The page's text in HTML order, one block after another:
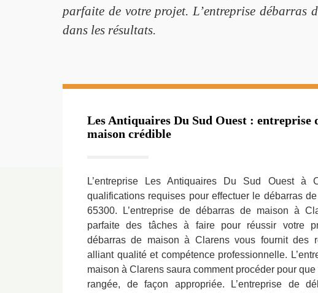
parfaite de votre projet. L’entreprise débarras
dans les résultats.
Les Antiquaires Du Sud Ouest : entreprise
maison crédible
L’entreprise Les Antiquaires Du Sud Ouest à
qualifications requises pour effectuer le débarras
65300. L’entreprise de débarras de maison à
parfaite des tâches à faire pour réussir votre
débarras de maison à Clarens vous fournit des
alliant qualité et compétence professionnelle.
maison à Clarens saura comment procéder pour
rangée, de façon appropriée. L’entreprise de